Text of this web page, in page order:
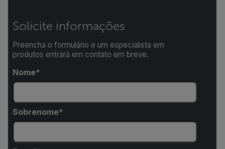
Solicite informações
Preencha o formulário e um especialista em
produtos entrará em contato em breve.
Nome
Sobrenome